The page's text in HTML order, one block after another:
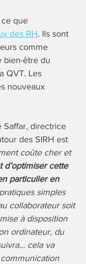
que
des RH. Ils sont
comme
bien-être du
QVT. Les
nouveaux
Saffar, directrice
des SIRH est
coûte cher et
d’optimiser cette
particulier en
simples
collaborateur soit
à disposition
ordinateur, du
cela va
communication